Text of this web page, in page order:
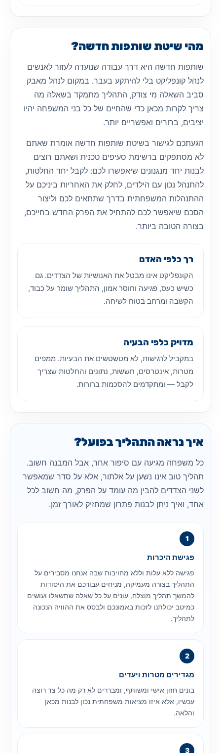
מהי שיטת שותפות חדשה?
שותפות חדשה היא דרך עבודה שנועדה לעזור לאנשים
לנהל קונפליקט בלי להיתקע בעבר. במקום לנהל מאבק
סביב השאלה מי צודק, התהליך מתמקד בשאלה מה
צריך לקרות מכאן כדי שהחיים של כל בני המשפחה יהיו
יציבים, ברורים ואפשריים יותר.
הגעתכם לגישור בשיטת שותפות חדשה אומרת שאתם
לא מסתפקים ברשימת סעיפים טכנית ושאתם רוצים
לבנות יחד מנגנונים שיאפשרו לכם: לקבל יחד החלטות,
להתנהל נכון עם הילדים, לחלק את האחריות ביניכם על
ההתנהלות המשפחתית בדרך שתתאים לכם וליצור
הסכם שיאפשר לכם להתחיל את הפרק החדש בחייכם,
בצורה הטובה ביותר.
רך כלפי האדם
הקונפליקט אינו מבטל את האנושיות של הצדדים. גם
כשיש כעס, פגיעה וחוסר אמון, התהליך שומר על כבוד,
הקשבה ומרחב בטוח לשיחה.
מדויק כלפי הבעיה
במקביל לרגישות, לא מטשטשים את הבעיות. ממפים
מטרות, אינטרסים, חששות, נתונים והחלטות שצריך
לקבל — ומתקדמים להסכמות ברורות.
איך נראה התהליך בפועל?
כל משפחה מגיעה עם סיפור אחר, אבל המבנה חשוב.
תהליך טוב אינו נשען על אלתור, אלא על סדר שמאפשר
לשני הצדדים להבין מה עומד על הפרק, מה חשוב לכל
אחד, ואיך ניתן לבנות פתרון שמחזיק לאורך זמן.
פגישת היכרות
פגישה ללא עלות וללא מחויבות שבה אנחנו מסבירים על
התהליך בצורה מעמיקה, מניחים עבורכם את היסודות
להמשך תהליך מוצלח, עונים על כל שאלה שתשאלו ועושים
כמיטב יכולתנו לזכות באמונכם ולבסס את ההוויה הנכונה
לתהליך.
מגדירים מטרות ויעדים
בונים חזון אישי ומשותף, ומבררים לא רק מה כל צד רוצה
עכשיו, אלא איזו מציאות משפחתית נכון לבנות מכאן
והלאה.